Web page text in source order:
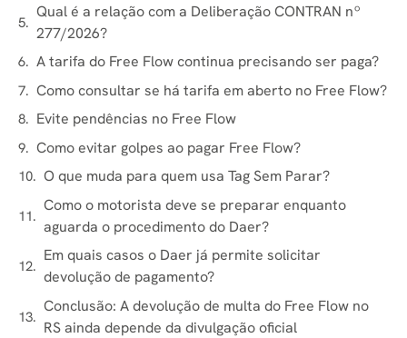
Qual é a relação com a Deliberação CONTRAN nº
277/2026?
A tarifa do Free Flow continua precisando ser paga?
Como consultar se há tarifa em aberto no Free Flow?
Evite pendências no Free Flow
Como evitar golpes ao pagar Free Flow?
O que muda para quem usa Tag Sem Parar?
Como o motorista deve se preparar enquanto
aguarda o procedimento do Daer?
Em quais casos o Daer já permite solicitar
devolução de pagamento?
Conclusão: A devolução de multa do Free Flow no
RS ainda depende da divulgação oficial